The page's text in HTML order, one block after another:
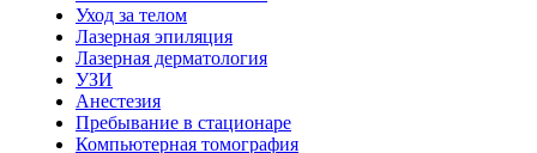
Уход за телом
Лазерная эпиляция
Лазерная дерматология
УЗИ
Анестезия
Пребывание в стационаре
Компьютерная томография